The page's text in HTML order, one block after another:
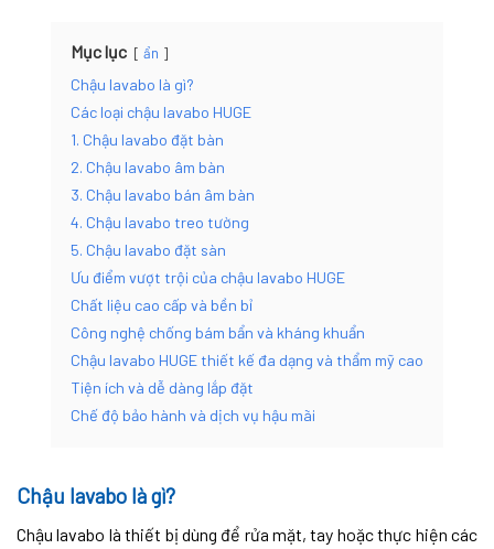
Mục lục ẩn
Chậu lavabo là gì?
Các loại chậu lavabo HUGE
1. Chậu lavabo đặt bàn
2. Chậu lavabo âm bàn
3. Chậu lavabo bán âm bàn
4. Chậu lavabo treo tường
5. Chậu lavabo đặt sàn
Ưu điểm vượt trội của chậu lavabo HUGE
Chất liệu cao cấp và bền bỉ
Công nghệ chống bám bẩn và kháng khuẩn
Chậu lavabo HUGE thiết kế đa dạng và thẩm mỹ cao
Tiện ích và dễ dàng lắp đặt
Chế độ bảo hành và dịch vụ hậu mãi
Chậu lavabo là gì?
Chậu lavabo là thiết bị dùng để rửa mặt, tay hoặc thực hiện các